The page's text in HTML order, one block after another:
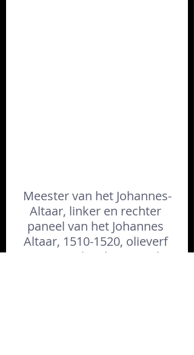
Meester van het Johannes-
Altaar, linker en rechter
paneel van het Johannes
Altaar, 1510-1520, olieverf
op paneel: ieder paneel: